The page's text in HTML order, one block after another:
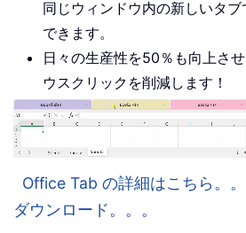
同じウィンドウ内の新しいタ
できます。
日々の生産性を50％も向上さ
ウスクリックを削減します！
Office Tab の詳細はこちら。。
ダウンロード。。。